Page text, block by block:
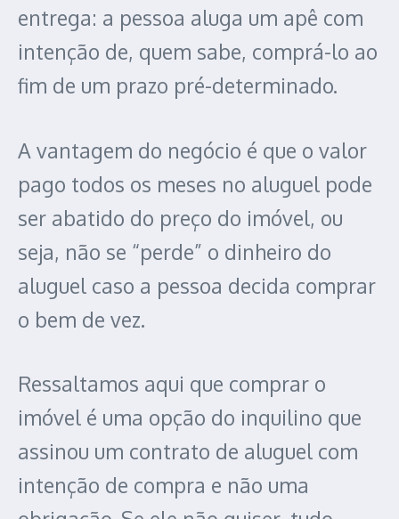
entrega: a pessoa aluga um apê com
intenção de, quem sabe, comprá-lo ao
fim de um prazo pré-determinado.
A vantagem do negócio é que o valor
pago todos os meses no aluguel pode
ser abatido do preço do imóvel, ou
seja, não se “perde” o dinheiro do
aluguel caso a pessoa decida comprar
o bem de vez.
Ressaltamos aqui que comprar o
imóvel é uma opção do inquilino que
assinou um contrato de aluguel com
intenção de compra e não uma